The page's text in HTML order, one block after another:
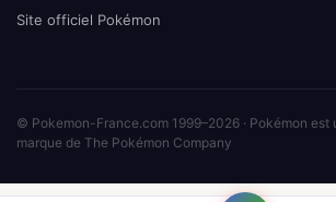
Site officiel Pokémon
© Pokemon-France.com 1999–2026 · Pokémon est
marque de The Pokémon Company